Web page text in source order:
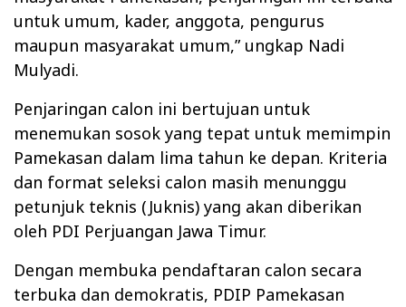
untuk umum, kader, anggota, pengurus
maupun masyarakat umum,” ungkap Nadi
Mulyadi.
Penjaringan calon ini bertujuan untuk
menemukan sosok yang tepat untuk memimpin
Pamekasan dalam lima tahun ke depan. Kriteria
dan format seleksi calon masih menunggu
petunjuk teknis (Juknis) yang akan diberikan
oleh PDI Perjuangan Jawa Timur.
Dengan membuka pendaftaran calon secara
terbuka dan demokratis, PDIP Pamekasan